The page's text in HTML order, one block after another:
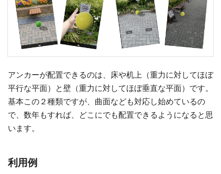
アンカーが配置できるのは、床や机上（重力に対してほぼ
平行な平面）と壁（重力に対してほぼ垂直な平面）です。
基本この２種類ですが、曲面なども対応し始めているの
で、数年もすれば、どこにでも配置できるようになると思
います。
利用例